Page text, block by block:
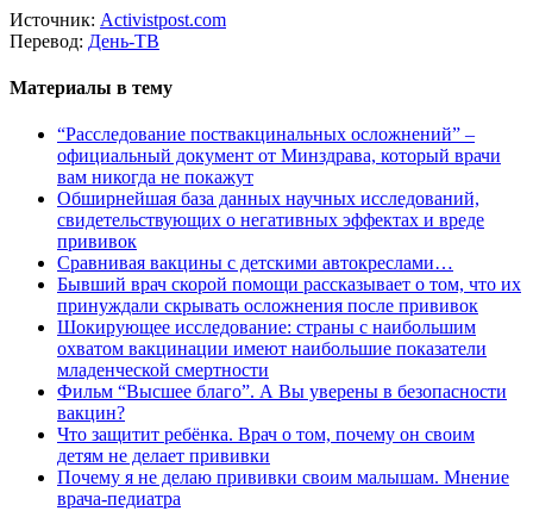
Источник: Activistpost.com
Перевод: День-ТВ
Материалы в тему
“Расследование поствакцинальных осложнений” –
официальный документ от Минздрава, который врачи
вам никогда не покажут
Обширнейшая база данных научных исследований,
свидетельствующих о негативных эффектах и вреде
прививок
Сравнивая вакцины с детскими автокреслами…
Бывший врач скорой помощи рассказывает о том, что их
принуждали скрывать осложнения после прививок
Шокирующее исследование: страны с наибольшим
охватом вакцинации имеют наибольшие показатели
младенческой смертности
Фильм “Высшее благо”. А Вы уверены в безопасности
вакцин?
Что защитит ребёнка. Врач о том, почему он своим
детям не делает прививки
Почему я не делаю прививки своим малышам. Мнение
врача-педиатра